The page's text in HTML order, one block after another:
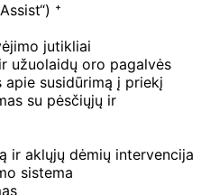
⁺
jutikliai
užuolaidų oro pagalvės
apie susidūrimą į priekį
su pėsčiųjų ir
ir aklųjų dėmių intervencija
sistema